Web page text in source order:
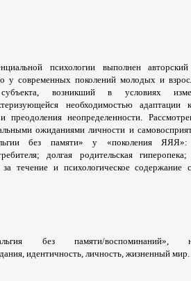
психологии выполнен
у современных поколений молодых и
возникший в условиях
необходимостью адаптации
и преодолениянеопределенности.
ожиданиями личности и
без памяти» у «поколения
долгая родительская
за течение и психологическоесодержание
без памяти/воспоминаний»,
дания, идентичность, личность, жизненный мир.